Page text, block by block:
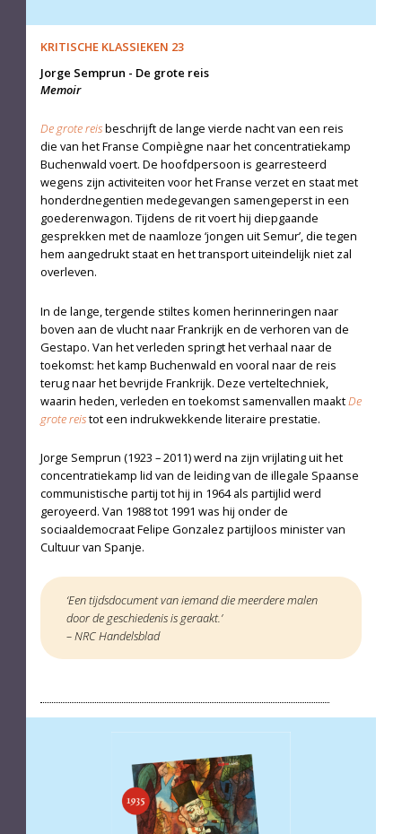
KRITISCHE KLASSIEKEN 23
Jorge Semprun - De grote reis
Memoir
De grote reisbeschrijft de lange vierde nacht van een reis
die van het Franse Compiègne naar het concentratiekamp
Buchenwald voert. De hoofdpersoon is gearresteerd
wegens zijn activiteiten voor het Franse verzet en staat met
honderdnegentien medegevangen samengeperst in een
goederenwagon. Tijdens de rit voert hij diepgaande
gesprekken met de naamloze ‘jongen uit Semur’, die tegen
hem aangedrukt staat en het transport uiteindelijk niet zal
overleven.
In de lange, tergende stiltes komen herinneringen naar
boven aan de vlucht naar Frankrijk en de verhoren van de
Gestapo. Van het verleden springt het verhaal naar de
toekomst: het kamp Buchenwald en vooral naar de reis
terug naar het bevrijde Frankrijk. Deze verteltechniek,
waarin heden, verleden en toekomst samenvallen maakt De
grote reistot een indrukwekkende literaire prestatie.
Jorge Semprun (1923 – 2011) werd na zijn vrijlating uit het
concentratiekamp lid van de leiding van de illegale Spaanse
communistische partij tot hij in 1964 als partijlid werd
geroyeerd. Van 1988 tot 1991 was hij onder de
sociaaldemocraat Felipe Gonzalez partijloos minister van
Cultuur van Spanje.
‘Een tijdsdocument van iemand die meerdere malen
door de geschiedenis is geraakt.’
– NRC Handelsblad